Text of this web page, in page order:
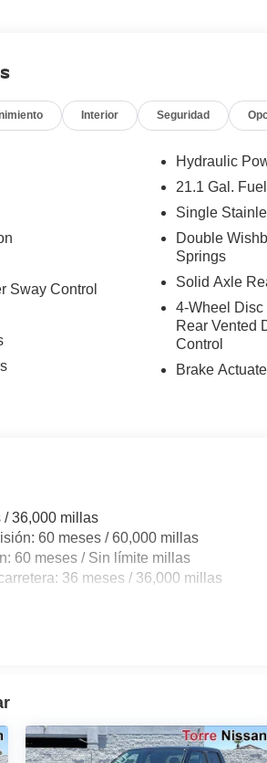
Interior Seguridad
Sway Control
Hydraulic
21.1 Gal.
Single
Double
Springs
Solid Axle
4-Wheel Disc
Rear Vented
Control
Brake
/ 36,000 millas
60 meses / 60,000 millas
60 meses / Sin límite millas
36 meses / 36,000 millas